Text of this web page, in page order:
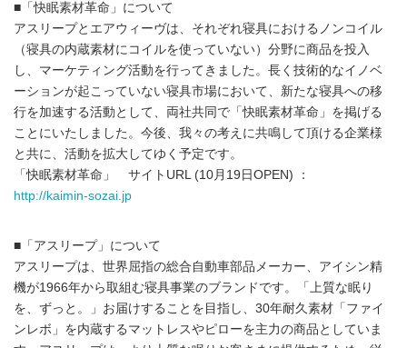
■「快眠素材革命」について
アスリープとエアウィーヴは、それぞれ寝具におけるノンコイル
（寝具の内蔵素材にコイルを使っていない）分野に商品を投入
し、マーケティング活動を行ってきました。長く技術的なイノベ
ーションが起こっていない寝具市場において、新たな寝具への移
行を加速する活動として、両社共同で「快眠素材革命」を掲げる
ことにいたしました。今後、我々の考えに共鳴して頂ける企業様
と共に、活動を拡大してゆく予定です。
「快眠素材革命」 サイトURL (10月19日OPEN) ：
http://kaimin-sozai.jp
■「アスリープ」について
アスリープは、世界屈指の総合自動車部品メーカー、アイシン精
機が1966年から取組む寝具事業のブランドです。「上質な眠り
を、ずっと。」お届けすることを目指し、30年耐久素材「ファイ
ンレボ」を内蔵するマットレスやピローを主力の商品としていま